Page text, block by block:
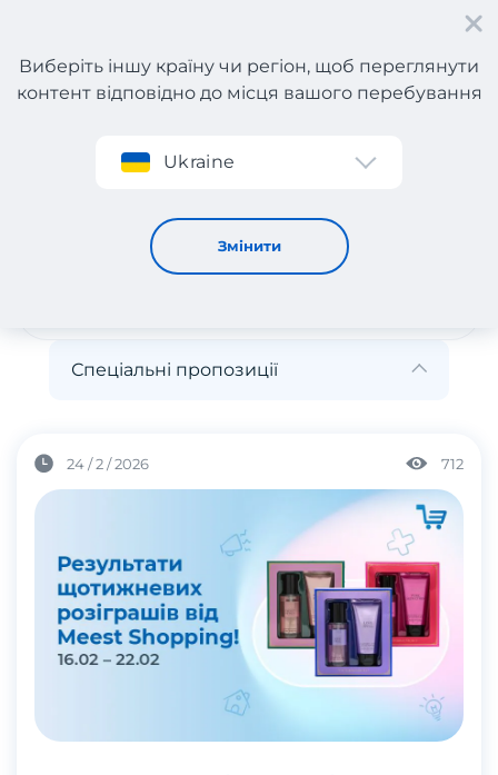
Реєстрація
Виберіть іншу країну чи регіон, щоб переглянути
контент відповідно до місця вашого перебування
Ukraine
Змінити
Спеціальні пропозиції
Спеціальні пропозиції
Спеціальні пропозиції
24 / 2 / 2026 712